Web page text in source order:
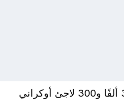
بولندا تعلن استقبال 34 ألفًا و300 لاجئ أوكراني